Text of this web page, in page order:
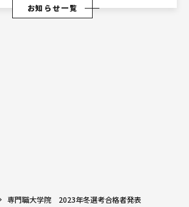
お知らせ一覧
専門職大学院 2023年冬選考合格者発表